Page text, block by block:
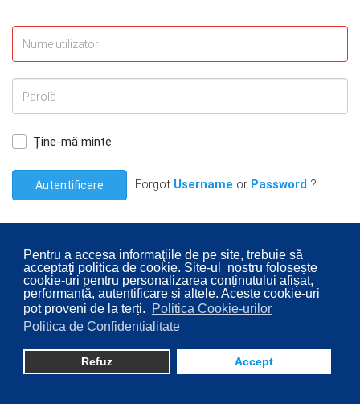
Pentru a accesa informaţiile de pe site, trebuie să
acceptaţi politica de cookie. Site-ul nostru folosește
cookie-uri pentru personalizarea conținutului afișat,
performanță, autentificare și altele. Aceste cookie-uri
pot proveni de la terți.
Politica Cookie-urilor
Politica de Confidențialitate
Refuz Accept
Ține-mă minte
Autentificare Forgot Username or Password ?
© 2026 Consiliul Local al Sectorului 2 București. Designed By
Direcţia Transparenţă Instituţională - Compartimentul
Digitalizare